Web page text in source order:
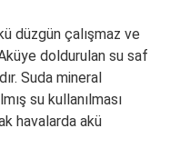
düzgün çalışmaz ve
doldurulan su saf
Suda mineral
su kullanılması
havalarda akü